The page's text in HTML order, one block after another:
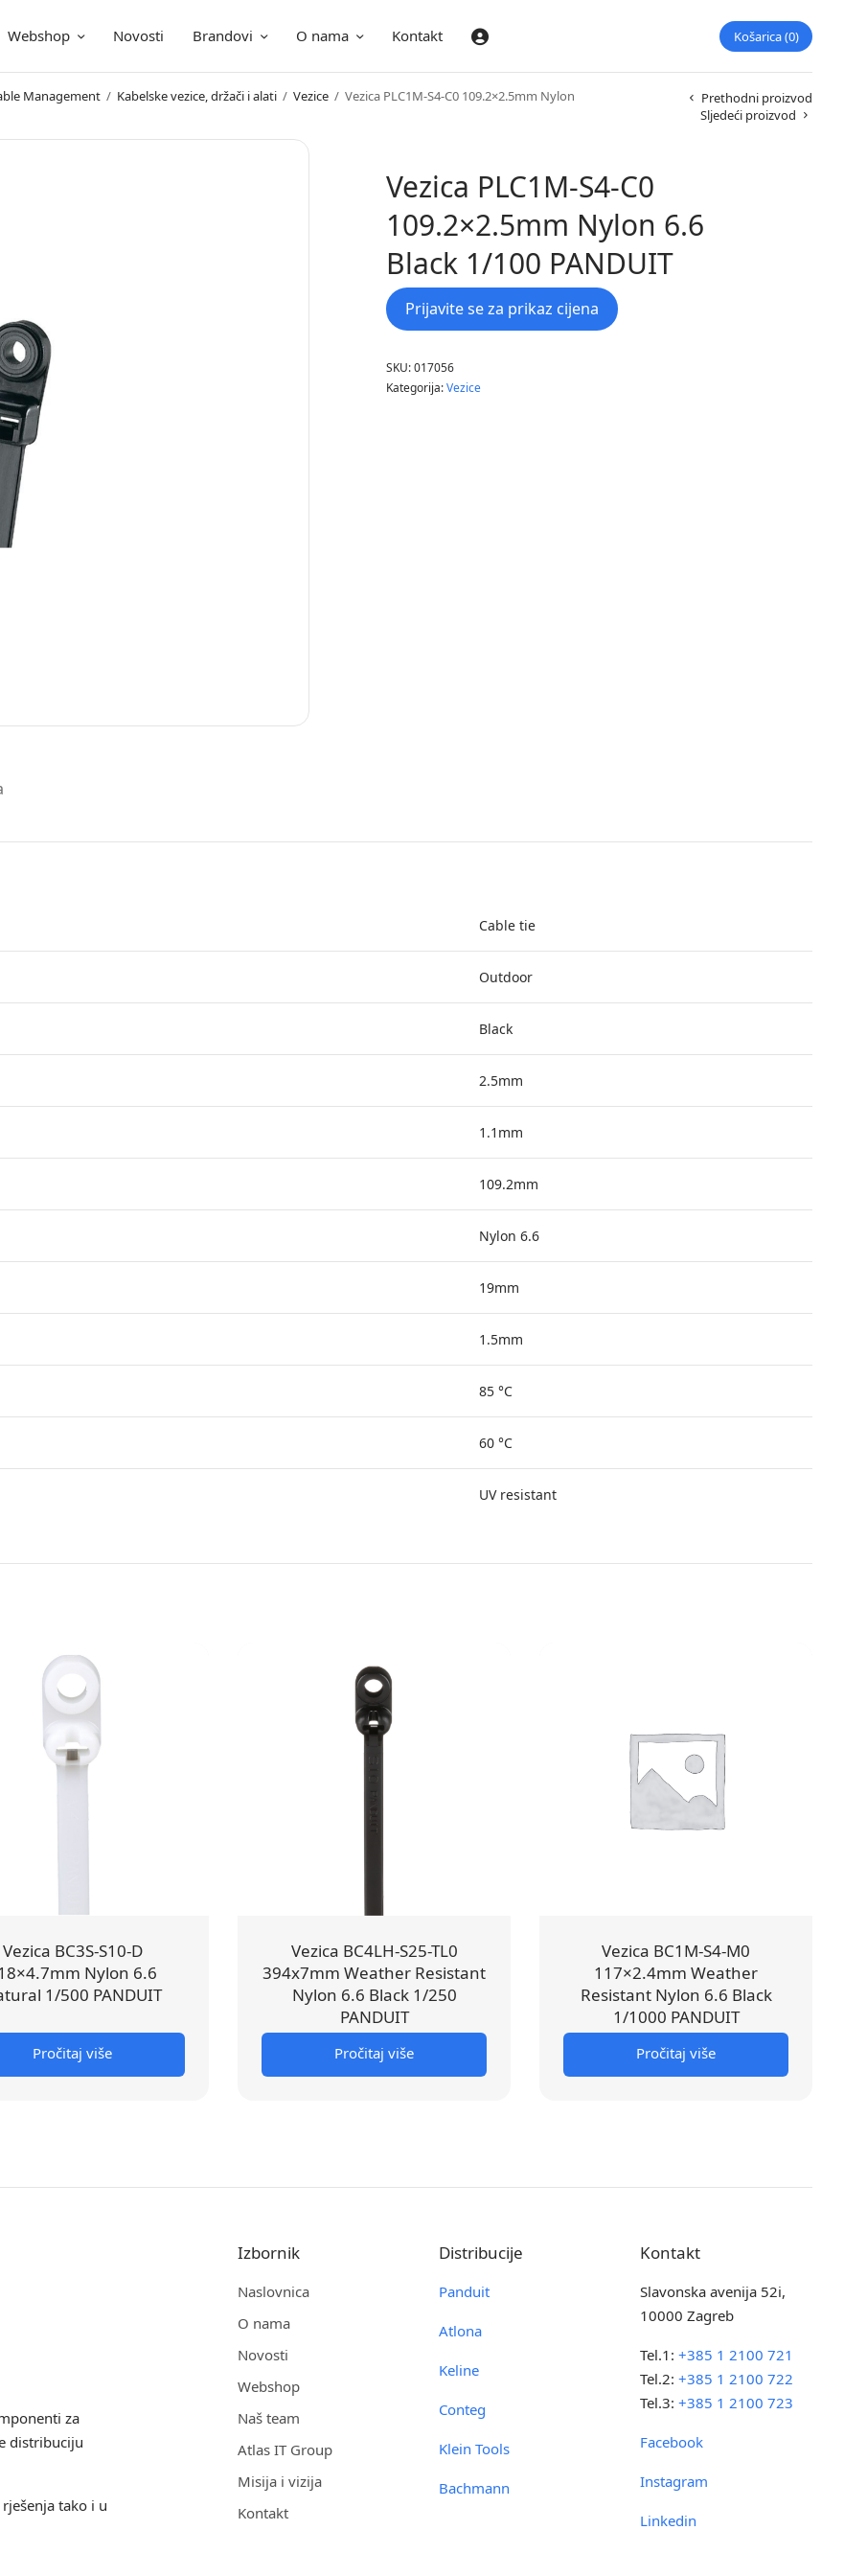
Webshop Novosti Brandovi O nama Kontakt Prijava Košarica 0
Management / Kabelske vezice, držači i alati / Vezice / Vezica PLC1M-S4-C0 109.2×2.5mm Nylon
Prethodni proizvod
Sljedeći proizvod
Vezica PLC1M-S4-C0
109.2×2.5mm Nylon 6.6
Black 1/100 PANDUIT
Prijavite se za prikaz cijena
SKU:017056
Kategorija:Vezice
Cable tie
Outdoor
Black
2.5mm
1.1mm
109.2mm
Nylon 6.6
19mm
1.5mm
85 °C
60 °C
UV resistant
Vezica BC3S-S10-D
Nylon 6.6
1/500 PANDUIT
Pročitaj više
Vezica BC4LH-S25-TL0
394x7mm Weather Resistant
Nylon 6.6 Black 1/250
PANDUIT
Pročitaj više
Vezica BC1M-S4-M0
117×2.4mm Weather
Resistant Nylon 6.6 Black
1/1000 PANDUIT
Pročitaj više
za
distribuciju
tako i u
Izbornik
Naslovnica
O nama
Novosti
Webshop
Naš team
Atlas IT Group
Misija i vizija
Kontakt
Distribucije
Panduit
Atlona
Keline
Conteg
Klein Tools
Bachmann
Kontakt
Slavonska avenija 52i,
10000 Zagreb
Tel.1:+385 1 2100 721
Tel.2:+385 1 2100 722
Tel.3:+385 1 2100 723
Facebook
Instagram
Linkedin